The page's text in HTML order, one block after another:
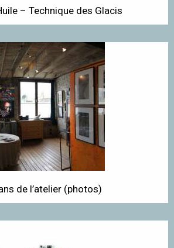
– Technique des Glacis
de l’atelier (photos)